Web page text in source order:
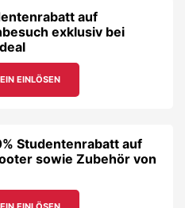
auf
exklusiv bei
EINLÖSEN
Studentenrabatt auf
sowie Zubehör von